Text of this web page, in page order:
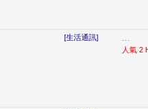
[生活通訊] ...
人氣 2